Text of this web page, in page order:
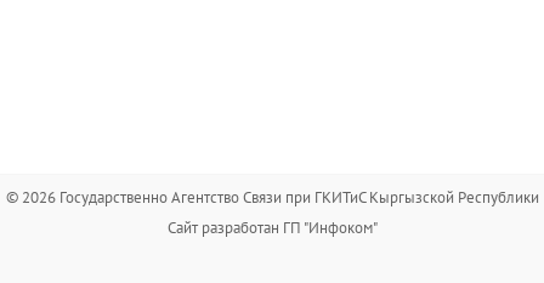
© 2026 Государственно Агентство Связи при ГКИТиС Кыргызской Республики
Сайт разработан ГП "Инфоком"